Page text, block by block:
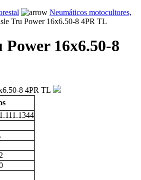
Neumáticos motocultores,
Tru Power 16x6.50-8 4PR TL
16x6.50-8